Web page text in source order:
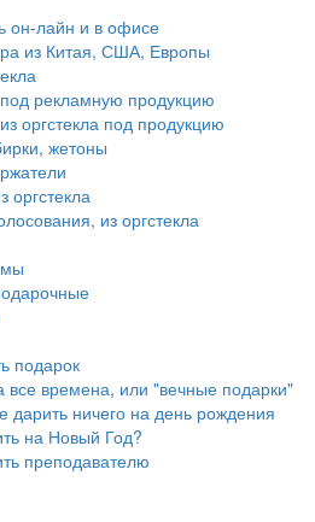
он-лайн и в офисе
из Китая, США, Европы
рекламную продукцию
оргстекла под продукцию
жетоны
оргстекла
из оргстекла
подарок
все времена, или "вечные подарки"
дарить ничего на день рождения
на Новый Год?
преподавателю